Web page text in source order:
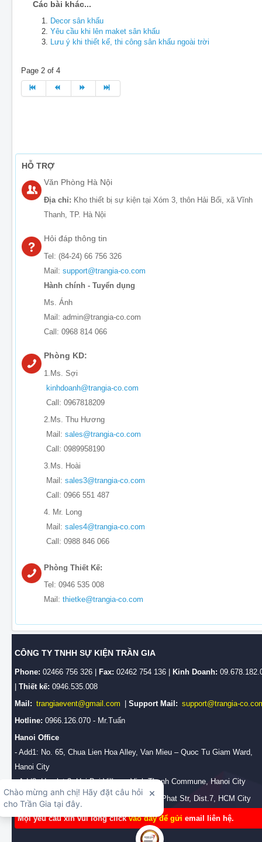
Các bài khác...
Decor sân khấu
Yêu cầu khi lên maket sân khấu
Lưu ý khi thiết kế, thi công sân khấu ngoài trời
Page 2 of 4
HỖ TRỢ
Văn Phòng Hà Nội
Địa chỉ: Kho thiết bị sự kiện tại Xóm 3, thôn Hải Bối, xã Vĩnh
Thanh, TP. Hà Nội
Hỏi đáp thông tin
Tel: (84-24) 66 756 326
Mail: support@trangia-co.com
Hành chính - Tuyển dụng
Ms. Ánh
Mail: admin@trangia-co.com
Call: 0968 814 066
Phòng KD:
1.Ms. Sợi
kinhdoanh@trangia-co.com
Call: 0967818209
2.Ms. Thu Hương
Mail: sales@trangia-co.com
Call: 0989958190
3.Ms. Hoài
Mail: sales3@trangia-co.com
Call: 0966 551 487
4. Mr. Long
Mail: sales4@trangia-co.com
Call: 0988 846 066
Phòng Thiết Kế:
Tel: 0946 535 008
Mail: thietke@trangia-co.com
CÔNG TY TNHH SỰ KIỆN TRẦN GIA
Phone: 02466 756 326 | Fax: 02462 754 136 | Kinh Doanh:
Thiết kế: 0946.535.008
Mail: trangiaevent@gmail.com Support Mail: support@trangia-
Hotline: 0966.126.070 - Mr.Tuấn
Hanoi Office
- Add1: No. 65, Chua Lien Hoa Alley, Van Mieu – Quoc Tu Giam Ward,
Hanoi City
- Add2: Hamlet 3, Hai Boi Village, Vinh Thanh Commune, Hanoi City
HCM Branch Office:
No.28/2b, Huynh Tan Phat Str, Dist.7, HCM City
Mọi yêu cầu xin vui lòng clickvào đây để gửi email liên hệ.